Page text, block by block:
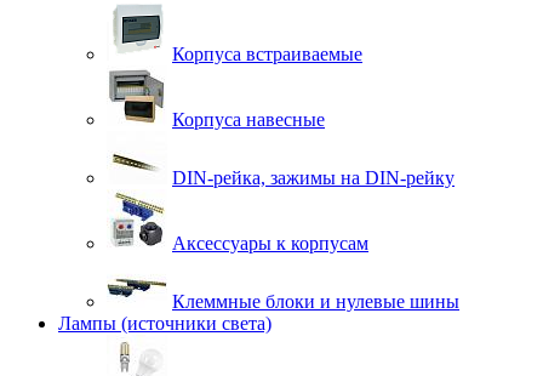
Корпуса встраиваемые
Корпуса навесные
DIN-рейка, зажимы на DIN-рейку
Аксессуары к корпусам
Клеммные блоки и нулевые шины
Лампы (источники света)